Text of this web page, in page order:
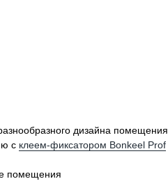
дизайна помещения.
с клеем-фиксатором Bonkeel Prof
помещения